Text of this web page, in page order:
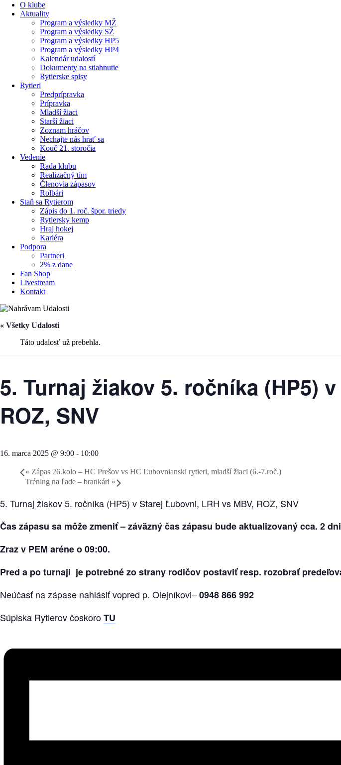
O klube
Aktuality
Program a výsledky MŽ
Program a výsledky SŽ
Program a výsledky HP5
Program a výsledky HP4
Kalendár udalostí
Dokumenty na stiahnutie
Rytierske spisy
Rytieri
Predprípravka
Prípravka
Mladší žiaci
Starší žiaci
Zoznam hráčov
Nechajte nás hrať sa
Kouč 21. storočia
Vedenie
Rada klubu
Realizačný tím
Členovia zápasov
Rolbári
Staň sa Rytierom
Zápis do 1. roč. špor. triedy
Rytiersky kemp
Hraj hokej
Kariéra
Podpora
Partneri
2% z dane
Fan Shop
Livestream
Kontakt
« Všetky Udalosti
Táto udalosť už prebehla.
5. Turnaj žiakov 5. ročníka (HP5)
ROZ, SNV
16. marca 2025 @ 9:00 - 10:00
« Zápas 26.kolo – HC Prešov vs HC Ľubovnianski rytieri, mladší žiaci (6.-7.roč.)
Tréning na ľade – brankári »
5. Turnaj žiakov 5. ročníka (HP5) v Starej Ľubovni, LRH vs MBV, ROZ, SNV
Čas zápasu sa môže zmeniť – záväzný čas zápasu bude aktualizovaný cca. 2
Zraz v PEM aréne o 09:00.
Pred a po turnaji je potrebné zo strany rodičov postaviť resp. rozobrať
Neúčasť na zápase nahlásiť vopred p. Olejníkovi–0948 866 992
Súpiska Rytierov čoskoroTU